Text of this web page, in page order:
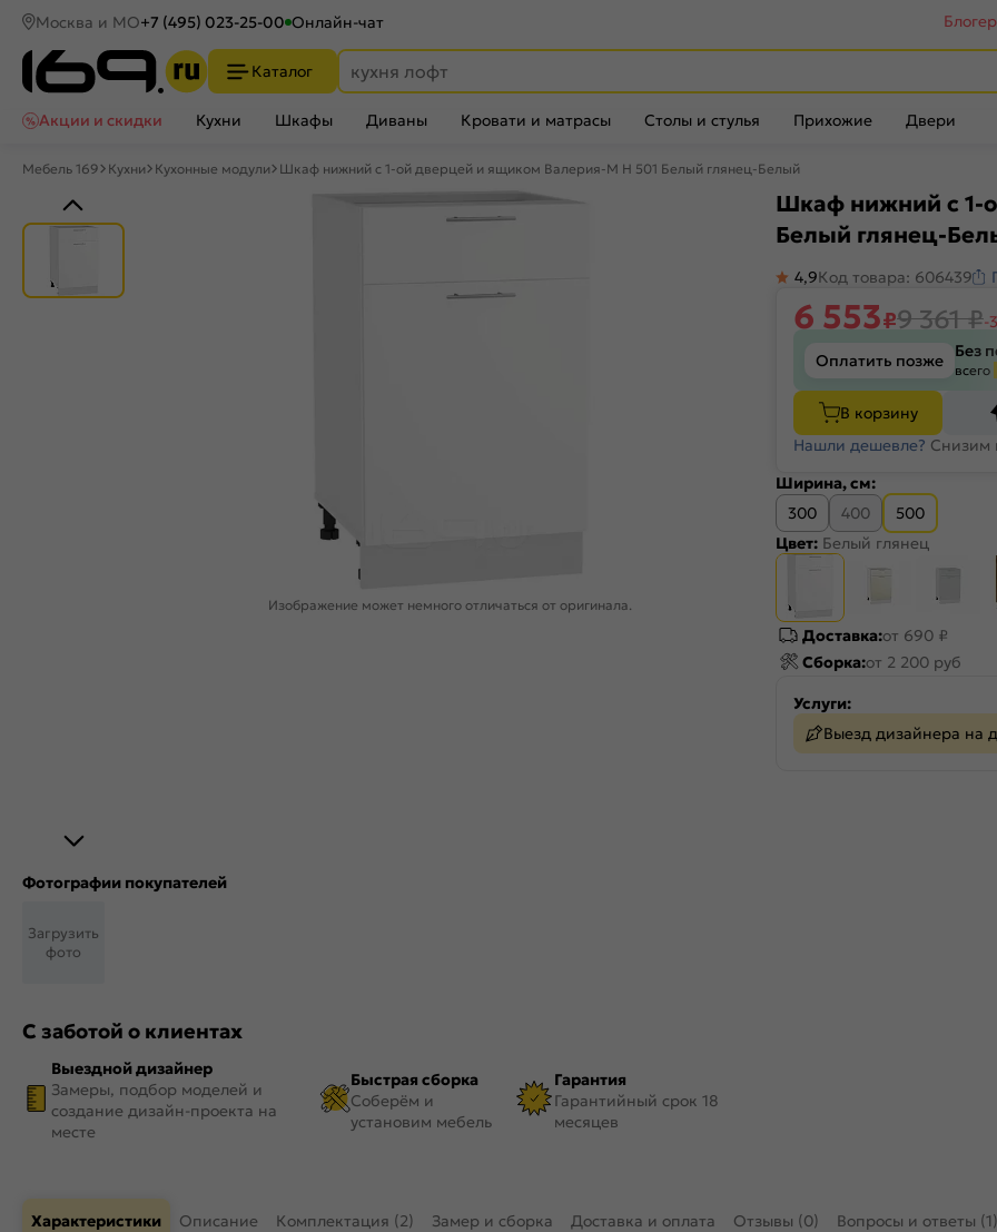
Москва и МО+7 (495) 023-25-00 Онлайн-чат
Каталог
Акции и скидки
Кухни Шкафы Диваны Кровати и матрасы Столы и стулья Прихожие Двери
Мебель 169 Кухни Кухонные модули Шкаф нижний с 1-ой дверцей и ящиком Валерия-М Н 501 Белый глянец-Белый
Изображение может немного отличаться от оригинала.
Фотографии покупателей
Загрузить
фото
С заботой о клиентах
Выездной дизайнер
Замеры, подбор моделей и
создание дизайн-проекта на
месте
Быстрая сборка
Соберём и
установим мебель
Гарантия
Гарантийный срок 18
месяцев
Шкаф нижний с 1-
Белый глянец-
4,9Код товара: 606439
6 553₽9 361₽-
Оплатить позже
Без
всего
В корзину
Нашли дешевле? Снизим
Ширина, см:
300
400
500
Цвет: Белый глянец
Доставка:от 690 ₽
Сборка:от 2 200 руб
Услуги:
Выезд дизайнера на
Характеристики Описание Комплектация (2) Замер и сборка Доставка и оплата Отзывы (0) Вопросы и ответы (1)